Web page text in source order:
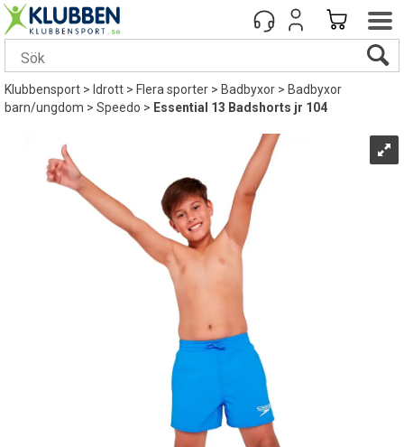
Klubbensport> Idrott>Flera sporter>Badbyxor>Badbyxor
barn/ungdom>Speedo> Essential 13 Badshorts jr 104